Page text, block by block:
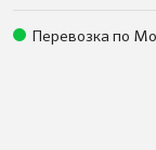
Перевозка по